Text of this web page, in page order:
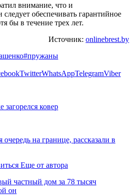
внимание, что и
обеспечивать гарантийное
бы в течение трех лет.
Источник: onlinebrest.by
#пружаны
TwitterWhatsAppTelegramViber
загорелся ковер
очередь на границе, рассказали в
Еще от автора
частный дом за 78 тысяч
он